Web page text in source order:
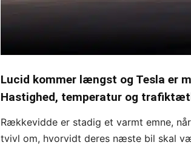
Lucid kommer længst og Tesla er
Hastighed, temperatur og
Rækkevidde er stadig et varmt emne,
tvivl om, hvorvidt deres næste bil skal